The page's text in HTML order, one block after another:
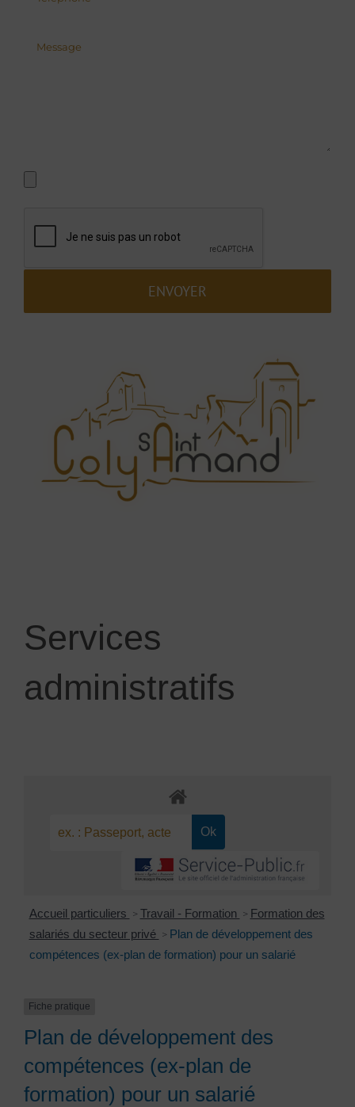
Services
administratifs
Accueil particuliers > Travail - Formation > Formation des
salariés du secteur privé > Plan de développement des
compétences (ex-plan de formation) pour un salarié
Fiche pratique
Plan de développement des
compétences (ex-plan de
formation) pour un salarié